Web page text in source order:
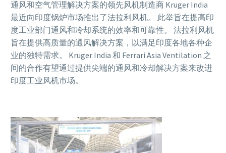
通风和空气管理解决方案的领先风机制造商 Kruger India
最近向印度锅炉市场推出了法拉利风机。 此举旨在提高印
度工业部门通风和冷却系统的效率和可靠性。 法拉利风机
旨在提供高质量的通风解决方案，以满足印度各地各种企
业的独特需求。 Kruger India 和 Ferrari Asia Ventilation 之
间的合作有望通过提供尖端的通风和冷却解决方案来改进
印度工业风机市场。